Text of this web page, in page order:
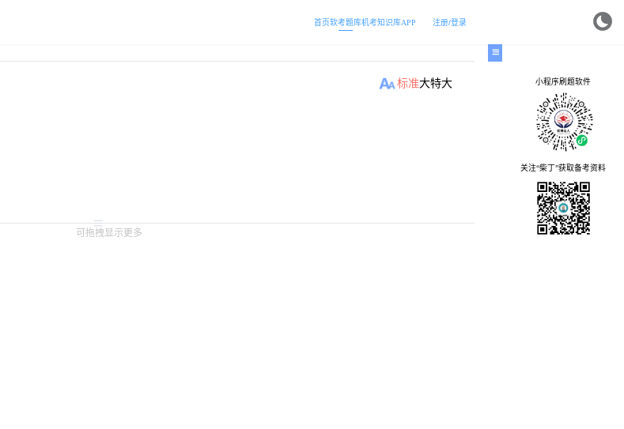
首页软考题库机考知识库APP 注册/登录
标准大特大
可拖拽显示更多
小程序刷题软件
关注“柴丁”获取备考资料